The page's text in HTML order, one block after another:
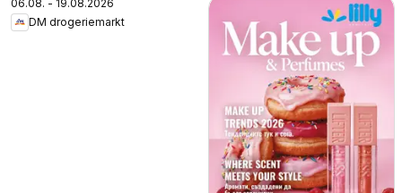
06.08. - 19.08.2026
DM drogeriemarkt